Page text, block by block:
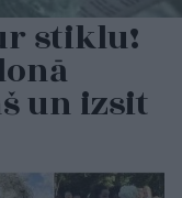
stiklu!
un izsit